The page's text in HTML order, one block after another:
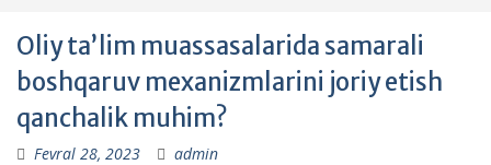
Oliy taʼlim muassasalarida samarali
boshqaruv mexanizmlarini joriy etish
qanchalik muhim?
Fevral 28, 2023 admin